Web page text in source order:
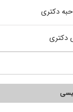
دکتری
دکتری